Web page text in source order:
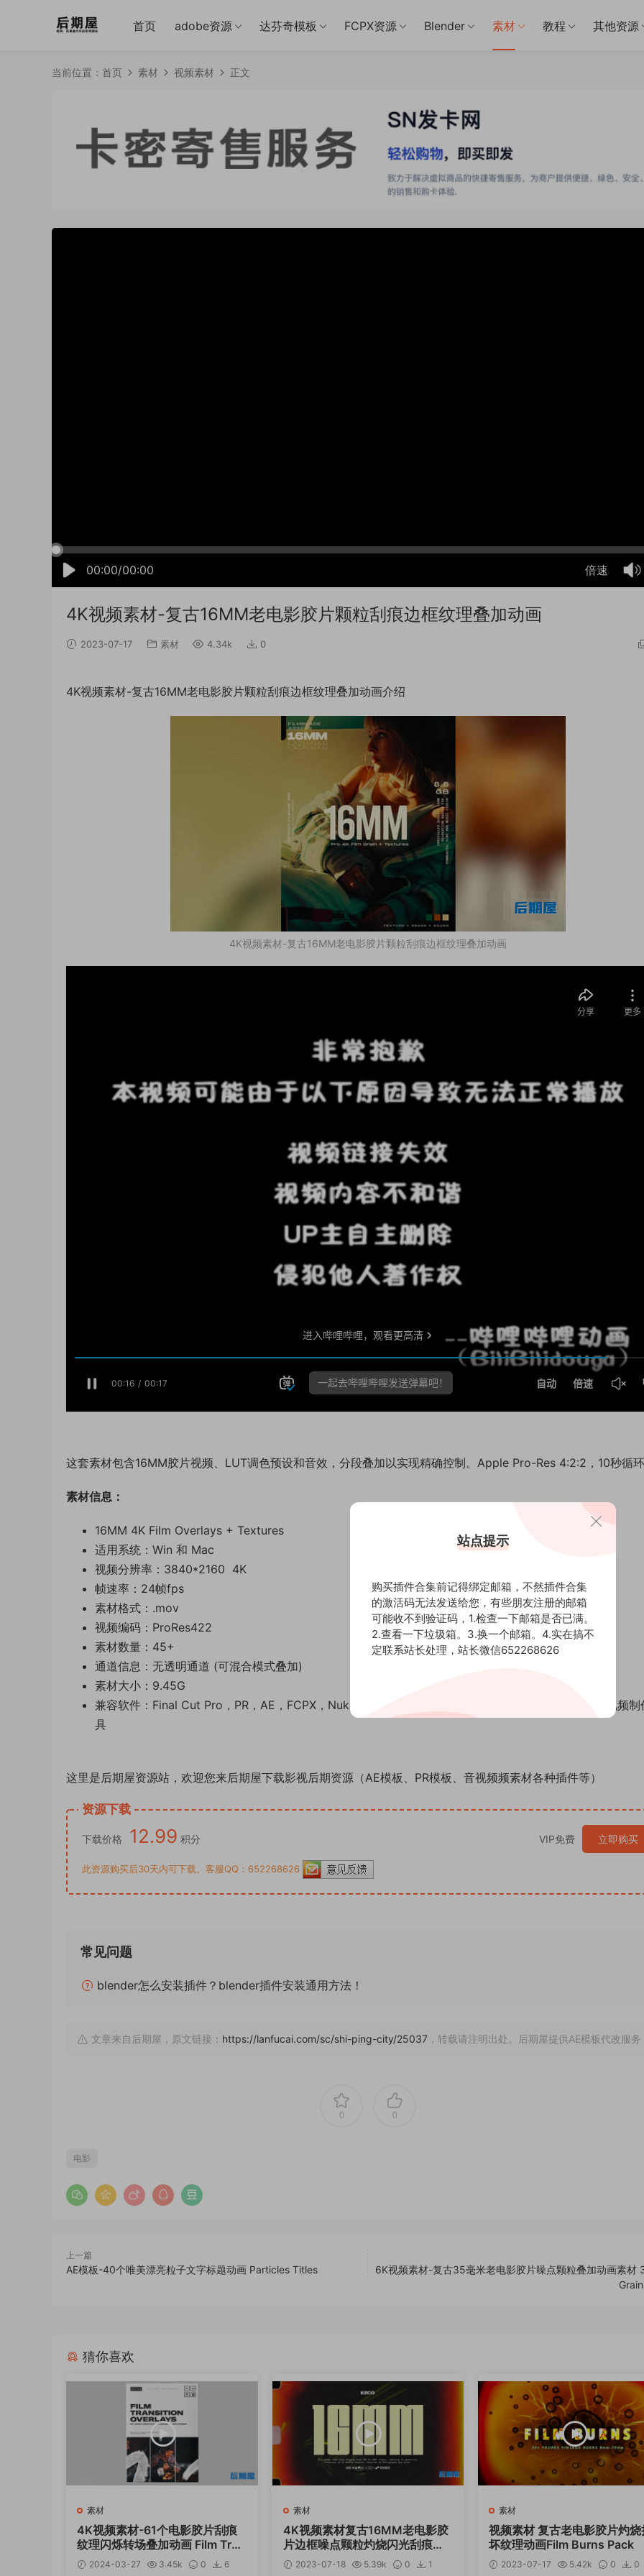
首页 adobe资源 达芬奇模板 FCPX资源 Blender 素材 教程 其他资源
当前位置： 首页 素材 视频素材 正文
00:00/00:00 倍速
4K视频素材-复古16MM老电影胶片颗粒刮痕边框纹理叠加动画
2023-07-17 素材 4.34k 0
4K视频素材-复古16MM老电影胶片颗粒刮痕边框纹理叠加动画介绍
4K视频素材-复古16MM老电影胶片颗粒刮痕边框纹理叠加动画
这套素材包含16MM胶片视频、LUT调色预设和音效，分段叠加以实现精确控制。Apple Pro-Res 4:2:2，10秒循环
素材信息：
16MM 4K Film Overlays + Textures
适用系统：Win 和 Mac
视频分辨率：3840*2160 4K
帧速率：24帧fps
素材格式：.mov
视频编码：ProRes422
素材数量：45+
通道信息：无透明通道 (可混合模式叠加)
素材大小：9.45G
兼容软件：Final Cut Pro，PR，AE，FCPX，Nuke，Smoke，Avid，Vegas，Edius，达芬奇等其他视频制
具
这里是后期屋资源站，欢迎您来后期屋下载影视后期资源（AE模板、PR模板、音视频频素材各种插件等）
资源下载
下载价格 12.99 积分 VIP免费 立即购买
此资源购买后30天内可下载。客服QQ：652268626
常见问题
blender怎么安装插件？blender插件安装通用方法！
文章来自后期屋，原文链接： https://lanfucai.com/sc/shi-ping-city/25037 ，转载请注明出处。后期屋提供AE模板代改服务
0 0
电影
上一篇
AE模板-40个唯美漂亮粒子文字标题动画 Particles Titles
6K视频素材-复古35毫米老电影胶片噪点颗粒叠加动画素材
猜你喜欢
素材
4K视频素材-61个电影胶片刮痕
纹理闪烁转场叠加动画 Film Tran
sition Overlays
2024-03-27 3.45k 0
6
素材
4K视频素材复古16MM老电影胶
片边框噪点颗粒灼烧闪光刮痕叠
加 2023-07-18 5.39k 0
1
素材
视频素材 复古老电影胶片灼烧
坏纹理动画Film Burns Pack
2023-07-17 5.42k 0
0
站点提示
购买插件合集前记得绑定邮箱，不然插件合集
的激活码无法发送给您，有些朋友注册的邮箱
可能收不到验证码，1.检查一下邮箱是否已满。
2.查看一下垃圾箱。3.换一个邮箱。4.实在搞不
定联系站长处理，站长微信652268626